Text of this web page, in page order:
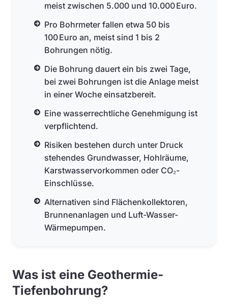
meist zwischen 5.000 und 10.000 Euro.
Pro Bohrmeter fallen etwa 50 bis
100 Euro an, meist sind 1 bis 2
Bohrungen nötig.
Die Bohrung dauert ein bis zwei Tage,
bei zwei Bohrungen ist die Anlage meist
in einer Woche einsatzbereit.
Eine wasserrechtliche Genehmigung ist
verpflichtend.
Risiken bestehen durch unter Druck
stehendes Grundwasser, Hohlräume,
Karstwasservorkommen oder CO₂-
Einschlüsse.
Alternativen sind Flächenkollektoren,
Brunnenanlagen und Luft-Wasser-
Wärmepumpen.
Was ist eine Geothermie-
Tiefenbohrung?